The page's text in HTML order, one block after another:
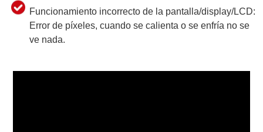
Funcionamiento incorrecto de la pantalla/display/LCD:
Error de píxeles, cuando se calienta o se enfría no se
ve nada.